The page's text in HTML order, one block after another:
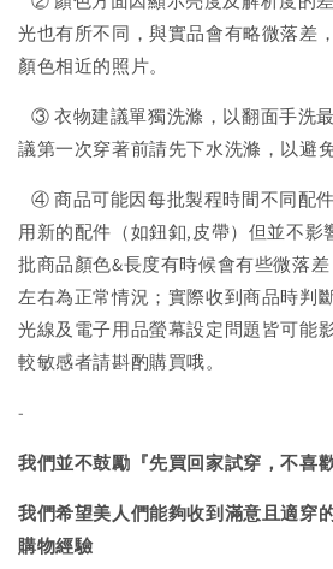
光也有所不同，與實品會有略微落差
顏色相近的照片。
③ 衣物建議單獨洗滌，以翻面手洗
議第一次穿著前請先下水洗滌，以避
④ 商品可能因每批製程時間不同配
用新的配件（如鈕釦,皮帶）但並不影
批商品顏色&長度有時候會有些微落
左右為正常情況；實際收到商品時判
光線及電子用品螢幕設定問題皆可能
較敏感者請斟酌購買哦。
-
我們並不鼓勵『先買回家試穿，不喜
我們希望美人們能夠收到滿意且適穿
購物經驗